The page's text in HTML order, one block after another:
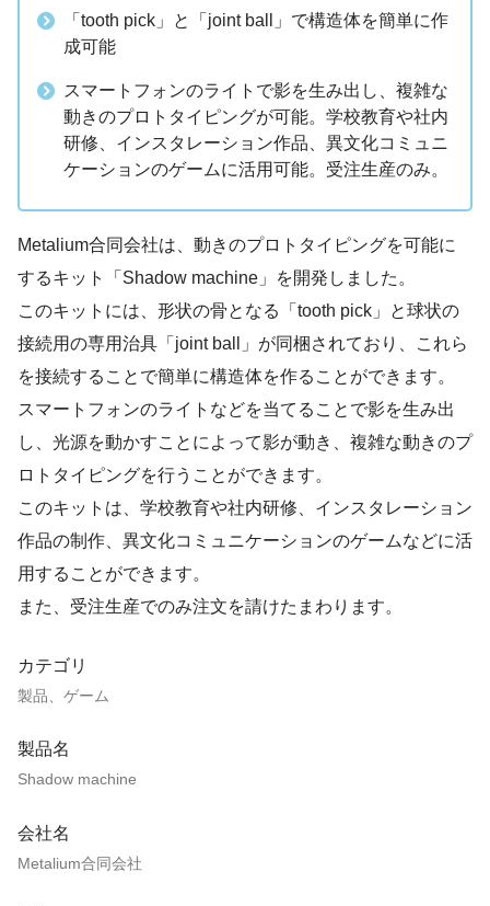
「tooth pick」と「joint ball」で構造体を簡単に作
成可能
スマートフォンのライトで影を生み出し、複雑な
動きのプロトタイピングが可能。学校教育や社内
研修、インスタレーション作品、異文化コミュニ
ケーションのゲームに活用可能。受注生産のみ。
Metalium合同会社は、動きのプロトタイピングを可能に
するキット「Shadow machine」を開発しました。
このキットには、形状の骨となる「tooth pick」と球状の
接続用の専用治具「joint ball」が同梱されており、これら
を接続することで簡単に構造体を作ることができます。
スマートフォンのライトなどを当てることで影を生み出
し、光源を動かすことによって影が動き、複雑な動きのプ
ロトタイピングを行うことができます。
このキットは、学校教育や社内研修、インスタレーション
作品の制作、異文化コミュニケーションのゲームなどに活
用することができます。
また、受注生産でのみ注文を請けたまわります。
カテゴリ
製品、ゲーム
製品名
Shadow machine
会社名
Metalium合同会社